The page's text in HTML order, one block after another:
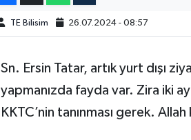
TE Bilisim 26.07.2024 - 08:57
Sn. Ersin Tatar, artık yurt dışı
yapmanızda fayda var. Zira iki
KKTC’nin tanınması gerek.